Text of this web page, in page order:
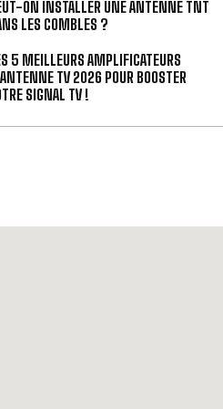
ON INSTALLER UNE ANTENNE TNT
LES COMBLES ?
5 MEILLEURS AMPLIFICATEURS
TV 2026 POUR BOOSTER
SIGNAL TV !